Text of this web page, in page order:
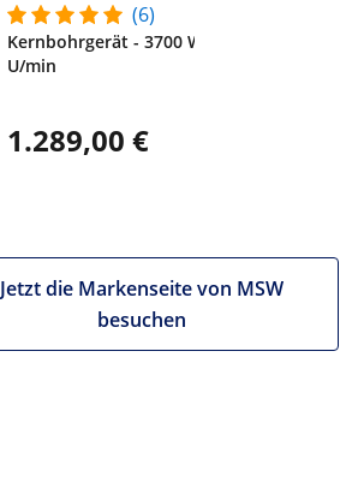
(6)
Kernbohrgerät - 3700 W - 580
U/min
1.289,00 €
Jetzt die Markenseite von MSW
besuchen